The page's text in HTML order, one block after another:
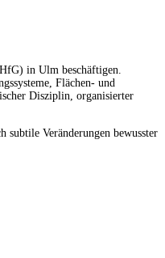
in Ulm beschäftigen.
Flächen- und
Disziplin, organisierter
Veränderungen bewusster